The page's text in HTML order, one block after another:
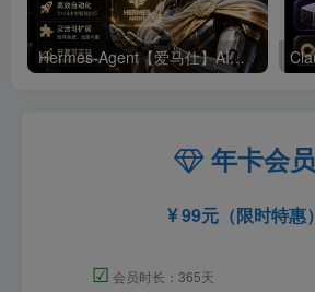
Hermes-Agent【爱马仕】AI自动化部署【会员免费领取安装包】
年卡会员
99元（限时特惠）
☑ 会员时长：365天